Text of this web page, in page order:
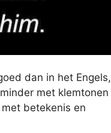
dan in het Engels,
met klemtonen
betekenis en